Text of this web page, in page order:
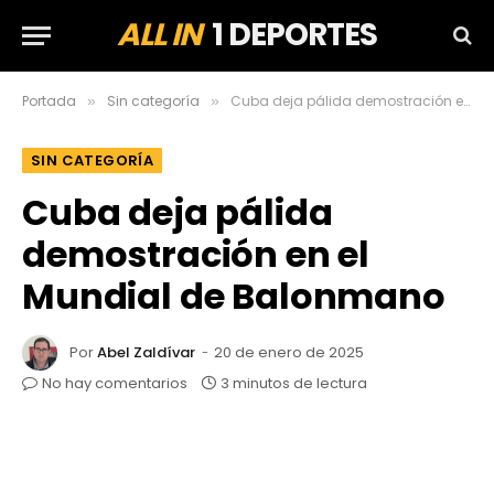
ALL IN1 DEPORTES
Portada » Sin categoría » Cuba deja pálida demostración en el Mundial de Balonmano
SIN CATEGORÍA
Cuba deja pálida
demostración en el
Mundial de Balonmano
PorAbel Zaldívar
20 de enero de 2025
No hay comentarios
3 minutos de lectura